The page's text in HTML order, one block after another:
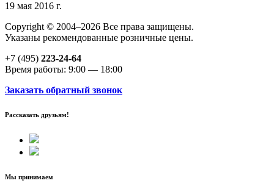
19 мая 2016 г.
Copyright © 2004–2026 Все права защищены.
Указаны рекомендованные розничные цены.
+7 (495) 223-24-64
Время работы: 9:00 — 18:00
Заказать обратный звонок
Рассказать друзьям!
Мы принимаем